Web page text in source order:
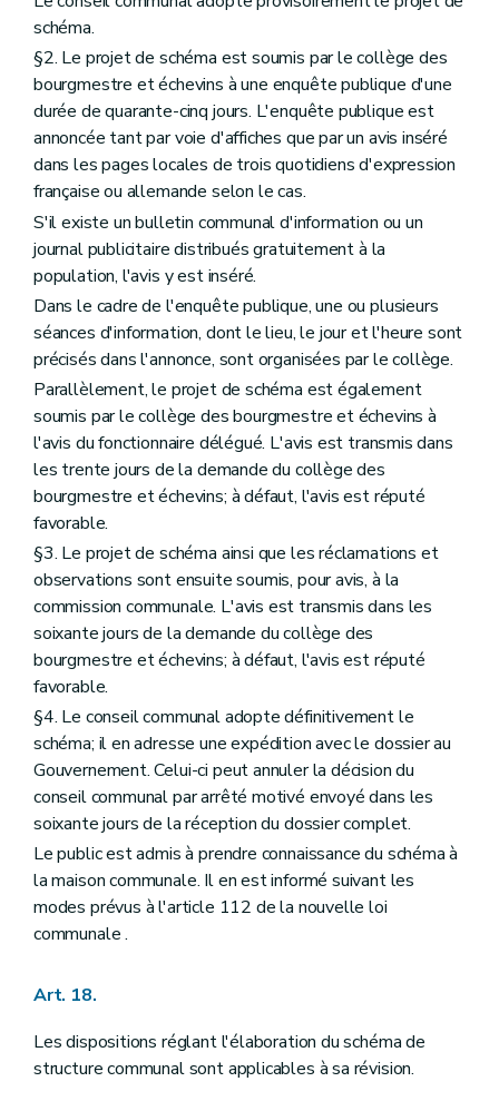
Chapitre XII
De la forme des décisions prises en matière de permis d'urbanisme, de permis de lotir et de modifications de permis de lotir par le collège des bourgmestre et échevins
Art. 381
Art. 382
Art. 383
Chapitre XIII De la forme des décisions prises en matière de permis d'urbanisme, de permis de lotir et de modifications de permis de lotir par le fonctionnaire délégué en application de l'article
Art. 384
Art. 385
Art. 386
Chapitre XIV De la forme des décisions prises en matière de permis d'urbanisme, de permis de lotir et de modifications de permis de lotir par le Gouvernement ou le fonctionnaire délégué en application des articles
121
,
122
et
127
Art. 387
Art. 388
Art. 388/1
Art. 388/2
Art. 388/3
Art. 388/4
Chapitre XV
155, §2
,
157
,
158
,
159
et
165)
Art. 389
Chapitre XVI (Des fonctionnaires délégués pour l'application de l'article 3, alinéa 2
Art. 390
Art. 391 et 392
Chapitre XVII
Du règlement général sur les bâtisses applicable aux zones protégées de certaines communes en matière d'urbanisme
Art. 393
Art. 394
Art. 395
Art. 400
Art. 401
Art. 402
schéma.
§2. Le projet de schéma est soumis par le collège des
bourgmestre et échevins à une enquête publique d'une
durée de quarante-cinq jours. L'enquête publique est
annoncée tant par voie d'affiches que par un avis inséré
dans les pages locales de trois quotidiens d'expression
française ou allemande selon le cas.
S'il existe un bulletin communal d'information ou un
journal publicitaire distribués gratuitement à la
population, l'avis y est inséré.
Dans le cadre de l'enquête publique, une ou plusieurs
séances d'information, dont le lieu, le jour et l'heure sont
précisés dans l'annonce, sont organisées par le collège.
Parallèlement, le projet de schéma est également
soumis par le collège des bourgmestre et échevins à
l'avis du fonctionnaire délégué. L'avis est transmis dans
les trente jours de la demande du collège des
bourgmestre et échevins; à défaut, l'avis est réputé
favorable.
§3. Le projet de schéma ainsi que les réclamations et
observations sont ensuite soumis, pour avis, à la
commission communale. L'avis est transmis dans les
soixante jours de la demande du collège des
bourgmestre et échevins; à défaut, l'avis est réputé
favorable.
§4. Le conseil communal adopte définitivement le
schéma; il en adresse une expédition avec le dossier au
Gouvernement. Celui-ci peut annuler la décision du
conseil communal par arrêté motivé envoyé dans les
soixante jours de la réception du dossier complet.
Le public est admis à prendre connaissance du schéma à
la maison communale. Il en est informé suivant les
modes prévus à l'article 112 de la nouvelle loi
communale .
Art. 18.
Les dispositions réglant l'élaboration du schéma de
structure communal sont applicables à sa révision.